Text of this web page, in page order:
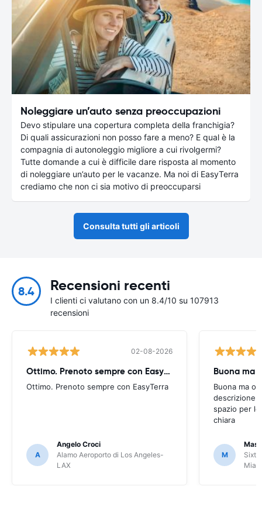
Noleggiare un’auto senza preoccupazioni
Devo stipulare una copertura completa della franchigia?
Di quali assicurazioni non posso fare a meno? E qual è la
compagnia di autonoleggio migliore a cui rivolgermi?
Tutte domande a cui è difficile dare risposta al momento
di noleggiare un’auto per le vacanze. Ma noi di EasyTerra
crediamo che non ci sia motivo di preoccuparsi
Consulta tutti gli articoli
8.4 Recensioni recenti
I clienti ci valutano con un 8.4/10 su 107913
recensioni
02-08-2026
Ottimo. Prenoto sempre con EasyTerra
Ottimo. Prenoto sempre con EasyTerra
A
Angelo Croci
Alamo Aeroporto di Los Angeles-
LAX
Buona ma
Buona ma
descrizione
spazio per
chiara
M
Sixt